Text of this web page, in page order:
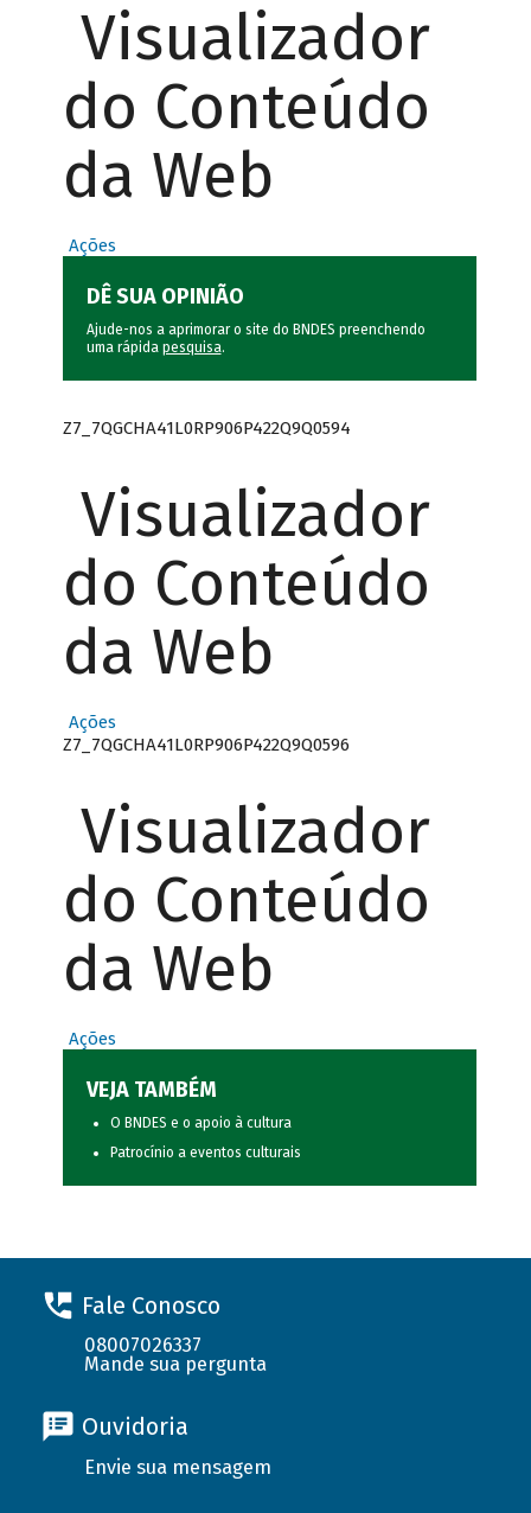
Visualizador
do Conteúdo
da Web
Ações
DÊ SUA OPINIÃO
Ajude-nos a aprimorar o site do BNDES preenchendo
uma rápida pesquisa.
Z7_7QGCHA41L0RP906P422Q9Q0594
Visualizador
do Conteúdo
da Web
Ações
Z7_7QGCHA41L0RP906P422Q9Q0596
Visualizador
do Conteúdo
da Web
Ações
VEJA TAMBÉM
O BNDES e o apoio à cultura
Patrocínio a eventos culturais
Fale Conosco
08007026337
Mande sua pergunta
Ouvidoria
Envie sua mensagem